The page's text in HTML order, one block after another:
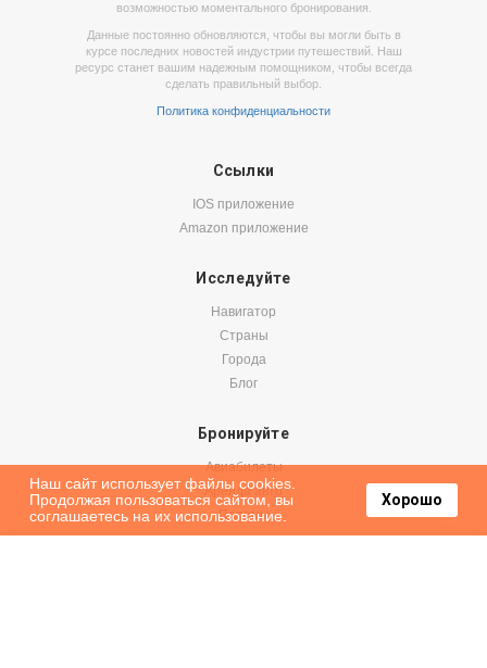
возможностью моментального бронирования.
Данные постоянно обновляются, чтобы вы могли быть в
курсе последних новостей индустрии путешествий. Наш
ресурс станет вашим надежным помощником, чтобы всегда
сделать правильный выбор.
Политика конфиденциальности
Ссылки
IOS приложение
Amazon приложение
Исследуйте
Навигатор
Страны
Города
Блог
Бронируйте
Авиабилеты
Аренда авто
Паромы
Наш сайт использует файлы cookies.
Продолжая пользоваться сайтом, вы
соглашаетесь на их использование.
Хорошо